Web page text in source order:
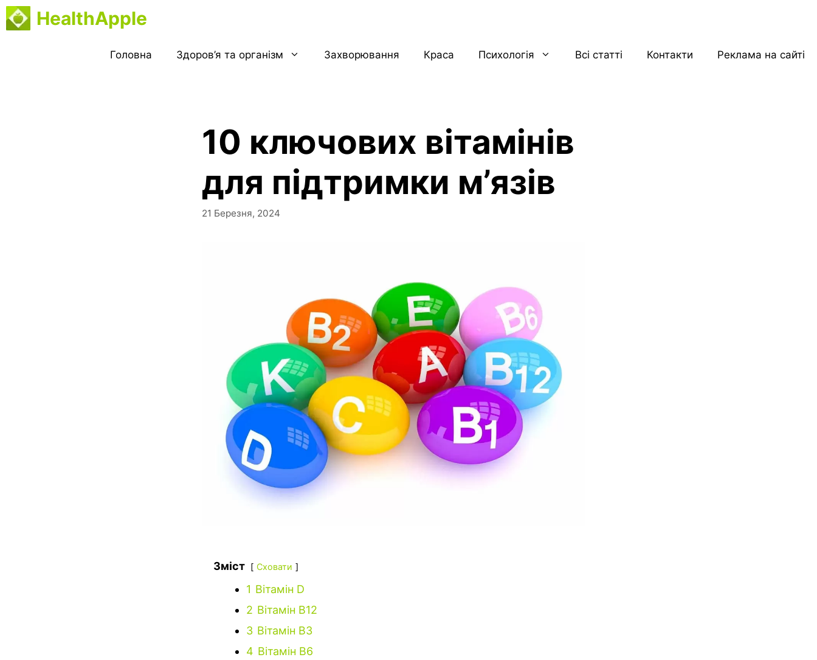
Перейти
до
HealthApple
Головна Здоров’я та організм Захворювання Краса Психологія Всі статті Контакти Реклама на сайті
10 ключових вітамінів
для підтримки м’язів
21 Березня, 2024
Зміст Сховати
1 Вітамін D
2 Вітамін В12
3 Вітамін В3
4 Вітамін В6